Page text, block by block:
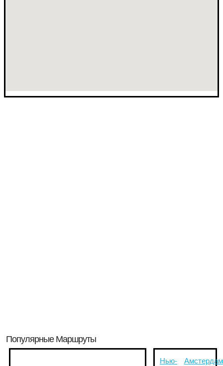
Популярные Маршруты
Нью-
Амстердам